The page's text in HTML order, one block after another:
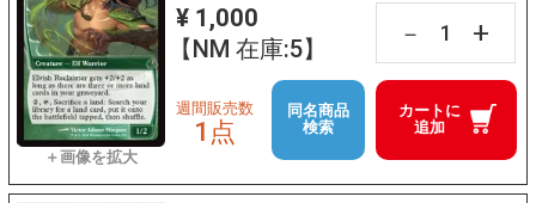
¥ 1,000
【NM 在庫:5】
－ +
カートに
追加
週間販売数
1点
同名商品
検索